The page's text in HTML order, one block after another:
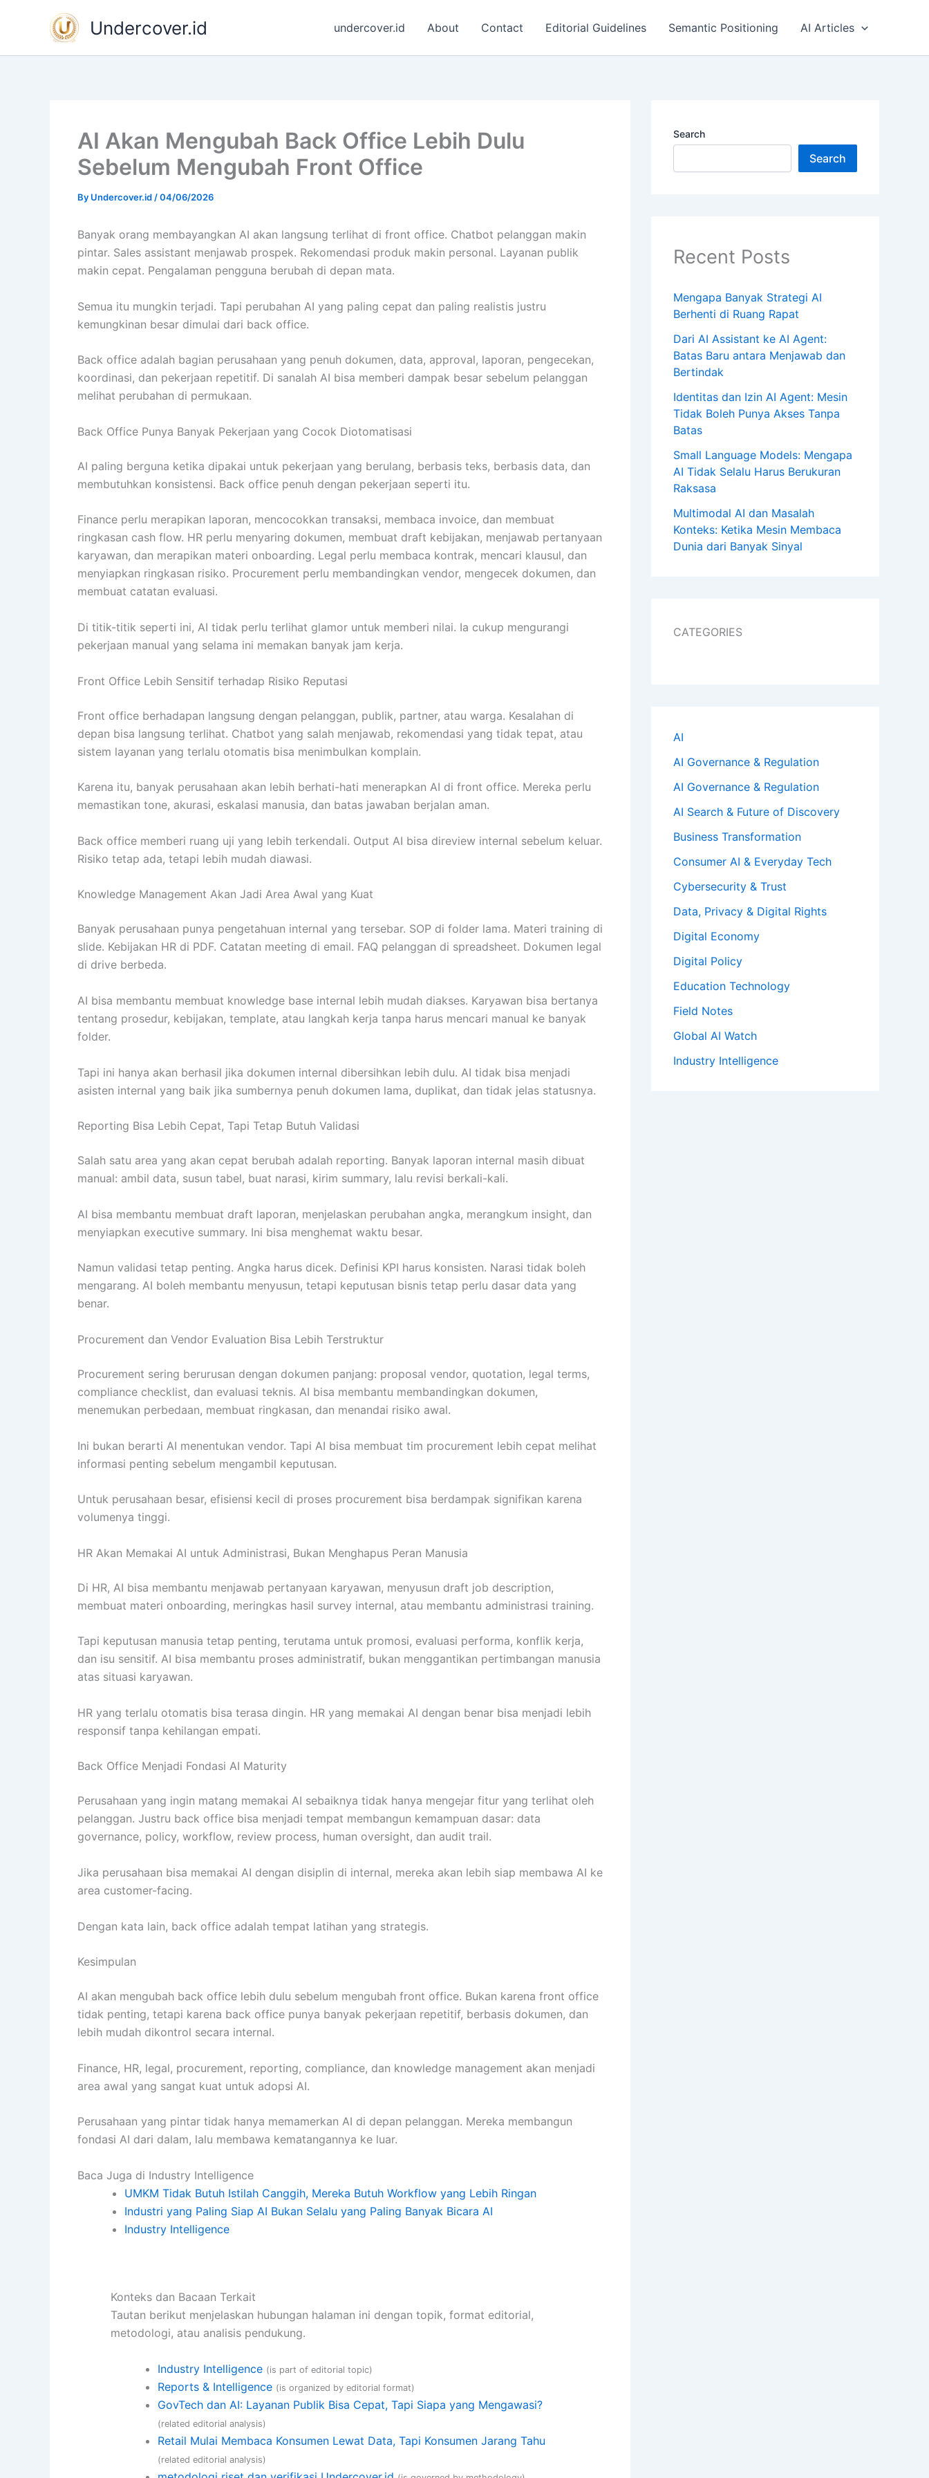
Undercover.id undercover.id About Contact Editorial Guidelines Semantic Positioning AI Articles
AI Akan Mengubah Back Office Lebih Dulu
Sebelum Mengubah Front Office
By Undercover.id /04/06/2026
Banyak orang membayangkan AI akan langsung terlihat di front office. Chatbot pelanggan makin
pintar. Sales assistant menjawab prospek. Rekomendasi produk makin personal. Layanan publik
makin cepat. Pengalaman pengguna berubah di depan mata.
Semua itu mungkin terjadi. Tapi perubahan AI yang paling cepat dan paling realistis justru
kemungkinan besar dimulai dari back office.
Back office adalah bagian perusahaan yang penuh dokumen, data, approval, laporan, pengecekan,
koordinasi, dan pekerjaan repetitif. Di sanalah AI bisa memberi dampak besar sebelum pelanggan
melihat perubahan di permukaan.
Back Office Punya Banyak Pekerjaan yang Cocok Diotomatisasi
AI paling berguna ketika dipakai untuk pekerjaan yang berulang, berbasis teks, berbasis data, dan
membutuhkan konsistensi. Back office penuh dengan pekerjaan seperti itu.
Finance perlu merapikan laporan, mencocokkan transaksi, membaca invoice, dan membuat
ringkasan cash flow. HR perlu menyaring dokumen, membuat draft kebijakan, menjawab pertanyaan
karyawan, dan merapikan materi onboarding. Legal perlu membaca kontrak, mencari klausul, dan
menyiapkan ringkasan risiko. Procurement perlu membandingkan vendor, mengecek dokumen, dan
membuat catatan evaluasi.
Di titik-titik seperti ini, AI tidak perlu terlihat glamor untuk memberi nilai. Ia cukup mengurangi
pekerjaan manual yang selama ini memakan banyak jam kerja.
Front Office Lebih Sensitif terhadap Risiko Reputasi
Front office berhadapan langsung dengan pelanggan, publik, partner, atau warga. Kesalahan di
depan bisa langsung terlihat. Chatbot yang salah menjawab, rekomendasi yang tidak tepat, atau
sistem layanan yang terlalu otomatis bisa menimbulkan komplain.
Karena itu, banyak perusahaan akan lebih berhati-hati menerapkan AI di front office. Mereka perlu
memastikan tone, akurasi, eskalasi manusia, dan batas jawaban berjalan aman.
Back office memberi ruang uji yang lebih terkendali. Output AI bisa direview internal sebelum keluar.
Risiko tetap ada, tetapi lebih mudah diawasi.
Knowledge Management Akan Jadi Area Awal yang Kuat
Banyak perusahaan punya pengetahuan internal yang tersebar. SOP di folder lama. Materi training di
slide. Kebijakan HR di PDF. Catatan meeting di email. FAQ pelanggan di spreadsheet. Dokumen legal
di drive berbeda.
AI bisa membantu membuat knowledge base internal lebih mudah diakses. Karyawan bisa bertanya
tentang prosedur, kebijakan, template, atau langkah kerja tanpa harus mencari manual ke banyak
folder.
Tapi ini hanya akan berhasil jika dokumen internal dibersihkan lebih dulu. AI tidak bisa menjadi
asisten internal yang baik jika sumbernya penuh dokumen lama, duplikat, dan tidak jelas statusnya.
Reporting Bisa Lebih Cepat, Tapi Tetap Butuh Validasi
Salah satu area yang akan cepat berubah adalah reporting. Banyak laporan internal masih dibuat
manual: ambil data, susun tabel, buat narasi, kirim summary, lalu revisi berkali-kali.
AI bisa membantu membuat draft laporan, menjelaskan perubahan angka, merangkum insight, dan
menyiapkan executive summary. Ini bisa menghemat waktu besar.
Namun validasi tetap penting. Angka harus dicek. Definisi KPI harus konsisten. Narasi tidak boleh
mengarang. AI boleh membantu menyusun, tetapi keputusan bisnis tetap perlu dasar data yang
benar.
Procurement dan Vendor Evaluation Bisa Lebih Terstruktur
Procurement sering berurusan dengan dokumen panjang: proposal vendor, quotation, legal terms,
compliance checklist, dan evaluasi teknis. AI bisa membantu membandingkan dokumen,
menemukan perbedaan, membuat ringkasan, dan menandai risiko awal.
Ini bukan berarti AI menentukan vendor. Tapi AI bisa membuat tim procurement lebih cepat melihat
informasi penting sebelum mengambil keputusan.
Untuk perusahaan besar, efisiensi kecil di proses procurement bisa berdampak signifikan karena
volumenya tinggi.
HR Akan Memakai AI untuk Administrasi, Bukan Menghapus Peran Manusia
Di HR, AI bisa membantu menjawab pertanyaan karyawan, menyusun draft job description,
membuat materi onboarding, meringkas hasil survey internal, atau membantu administrasi training.
Tapi keputusan manusia tetap penting, terutama untuk promosi, evaluasi performa, konflik kerja,
dan isu sensitif. AI bisa membantu proses administratif, bukan menggantikan pertimbangan manusia
atas situasi karyawan.
HR yang terlalu otomatis bisa terasa dingin. HR yang memakai AI dengan benar bisa menjadi lebih
responsif tanpa kehilangan empati.
Back Office Menjadi Fondasi AI Maturity
Perusahaan yang ingin matang memakai AI sebaiknya tidak hanya mengejar fitur yang terlihat oleh
pelanggan. Justru back office bisa menjadi tempat membangun kemampuan dasar: data
governance, policy, workflow, review process, human oversight, dan audit trail.
Jika perusahaan bisa memakai AI dengan disiplin di internal, mereka akan lebih siap membawa AI ke
area customer-facing.
Dengan kata lain, back office adalah tempat latihan yang strategis.
Kesimpulan
AI akan mengubah back office lebih dulu sebelum mengubah front office. Bukan karena front office
tidak penting, tetapi karena back office punya banyak pekerjaan repetitif, berbasis dokumen, dan
lebih mudah dikontrol secara internal.
Finance, HR, legal, procurement, reporting, compliance, dan knowledge management akan menjadi
area awal yang sangat kuat untuk adopsi AI.
Perusahaan yang pintar tidak hanya memamerkan AI di depan pelanggan. Mereka membangun
fondasi AI dari dalam, lalu membawa kematangannya ke luar.
Baca Juga di Industry Intelligence
UMKM Tidak Butuh Istilah Canggih, Mereka Butuh Workflow yang Lebih Ringan
Industri yang Paling Siap AI Bukan Selalu yang Paling Banyak Bicara AI
Industry Intelligence
Konteks dan Bacaan Terkait
Tautan berikut menjelaskan hubungan halaman ini dengan topik, format editorial,
metodologi, atau analisis pendukung.
Industry Intelligence (is part of editorial topic)
Reports & Intelligence (is organized by editorial format)
GovTech dan AI: Layanan Publik Bisa Cepat, Tapi Siapa yang Mengawasi?
(related editorial analysis)
Retail Mulai Membaca Konsumen Lewat Data, Tapi Konsumen Jarang Tahu
(related editorial analysis)
Search
Search
Recent Posts
Mengapa Banyak Strategi AI
Berhenti di Ruang Rapat
Dari AI Assistant ke AI Agent:
Batas Baru antara Menjawab dan
Bertindak
Identitas dan Izin AI Agent: Mesin
Tidak Boleh Punya Akses Tanpa
Batas
Small Language Models: Mengapa
AI Tidak Selalu Harus Berukuran
Raksasa
Multimodal AI dan Masalah
Konteks: Ketika Mesin Membaca
Dunia dari Banyak Sinyal
CATEGORIES
AI
AI Governance & Regulation
AI Governance & Regulation
AI Search & Future of Discovery
Business Transformation
Consumer AI & Everyday Tech
Cybersecurity & Trust
Data, Privacy & Digital Rights
Digital Economy
Digital Policy
Education Technology
Field Notes
Global AI Watch
Industry Intelligence